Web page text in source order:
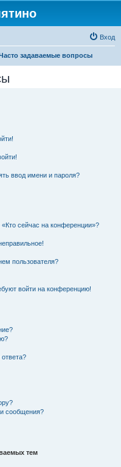
Вход
задаваемые вопросы
ввод имени и пароля?
сейчас на конференции»?
пользователя?
войти на конференцию!
сообщения?
тем